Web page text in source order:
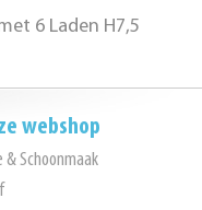
6 Laden H7,5
webshop
& Schoonmaak